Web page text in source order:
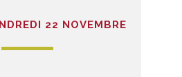
22 NOVEMBRE